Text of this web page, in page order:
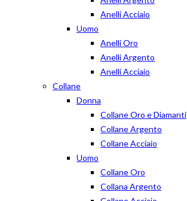
Anelli Acciaio
Uomo
Anelli Oro
Anelli Argento
Anelli Acciaio
Collane
Donna
Collane Oro e Diamanti
Collane Argento
Collane Acciaio
Uomo
Collane Oro
Collana Argento